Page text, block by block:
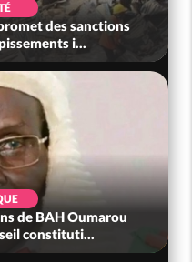
des sanctions
i...
de BAH Oumarou
constituti...